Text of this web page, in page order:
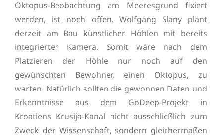
Oktopus-Beobachtung am Meeresgrund fixiert
werden, ist noch offen. Wolfgang Slany plant
derzeit am Bau künstlicher Höhlen mit bereits
integrierter Kamera. Somit wäre nach dem
Platzieren der Höhle nur noch auf den
gewünschten Bewohner, einen Oktopus, zu
warten. Natürlich sollten die gewonnen Daten und
Erkenntnisse aus dem GoDeep-Projekt in
Kroatiens Krusija-Kanal nicht ausschließlich zum
Zweck der Wissenschaft, sondern gleichermaßen